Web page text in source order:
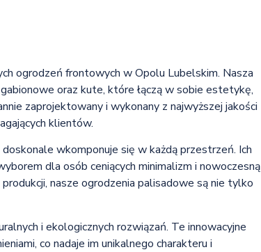
ogrodzeń frontowych w Opolu Lubelskim. Nasza
oraz kute, które łączą w sobie estetykę,
zaprojektowany i wykonany z najwyższej jakości
klientów.
wkomponuje się w każdą przestrzeń. Ich
dla osób ceniących minimalizm i nowoczesną
nasze ogrodzenia palisadowe są nie tylko
i ekologicznych rozwiązań. Te innowacyjne
co nadaje im unikalnego charakteru i